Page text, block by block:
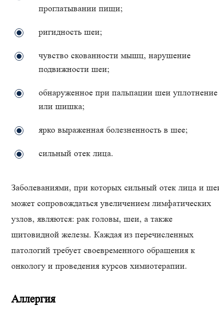
проглатывании пищи;
ригидность шеи;
чувство скованности мышц, нарушение
подвижности шеи;
обнаруженное при пальпации шеи уплотнение
или шишка;
ярко выраженная болезненность в шее;
сильный отек лица.
Заболеваниями, при которых сильный отек лица и
может сопровождаться увеличением лимфатических
узлов, являются: рак головы, шеи, а также
щитовидной железы. Каждая из перечисленных
патологий требует своевременного обращения к
онкологу и проведения курсов химиотерапии.
Аллергия